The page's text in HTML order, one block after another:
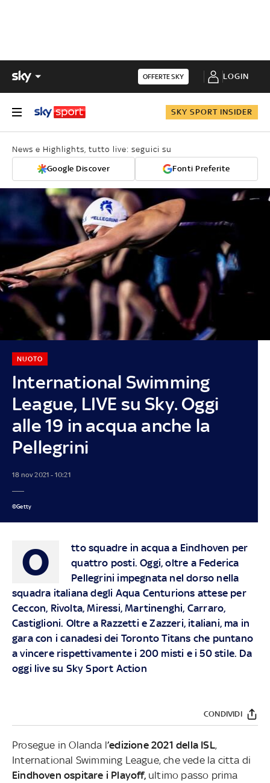
OFFERTE SKY LOGIN
SKY SPORT INSIDER
News e Highlights, tutto live: seguici su
Google Discover Fonti Preferite
International Swimming
League, LIVE su Sky. Oggi
alle 19 in acqua anche la
Pellegrini
NUOTO
18 nov 2021 - 10:21
©Getty
O
tto squadre in acqua a Eindhoven per
quattro posti. Oggi, oltre a Federica
Pellegrini impegnata nel dorso nella
squadra italiana degli Aqua Centurions attese per
Ceccon, Rivolta, Miressi, Martinenghi, Carraro,
Castiglioni. Oltre a Razzetti e Zazzeri, italiani, ma in
gara con i canadesi dei Toronto Titans che puntano
a vincere rispettivamente i 200 misti e i 50 stile. Da
oggi live su Sky Sport Action
CONDIVIDI
Prosegue in Olanda l’edizione 2021 della ISL,
International Swimming League, che vede la citta di
Eindhoven ospitare i Playoff, ultimo passo prima